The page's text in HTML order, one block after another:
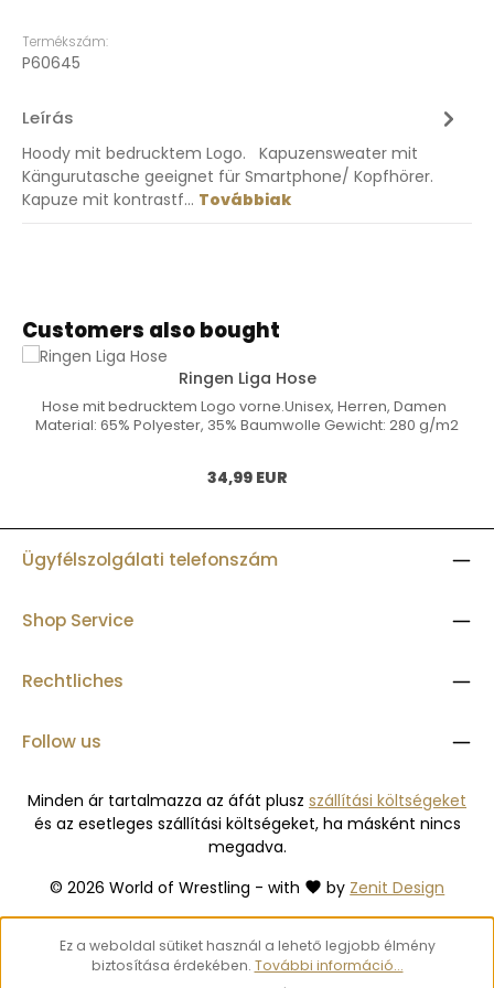
Termékszám:
P60645
Leírás
Hoody mit bedrucktem Logo. Kapuzensweater mit
Kängurutasche geeignet für Smartphone/ Kopfhörer.
Kapuze mit kontrastf… Továbbiak
Termékgaléria kihagyása
Customers also bought
Ringen Liga Hose
Hose mit bedrucktem Logo vorne.Unisex, Herren, Damen
Material: 65% Polyester, 35% Baumwolle Gewicht: 280 g/m2
Normál ár:
34,99 EUR
Ügyfélszolgálati telefonszám
Shop Service
Rechtliches
Follow us
© 2026 World of Wrestling - with by Zenit Design
Minden ár tartalmazza az áfát plusz szállítási költségeket
és az esetleges szállítási költségeket, ha másként nincs
megadva.
Ez a weboldal sütiket használ a lehető legjobb élmény
biztosítása érdekében. További információ...